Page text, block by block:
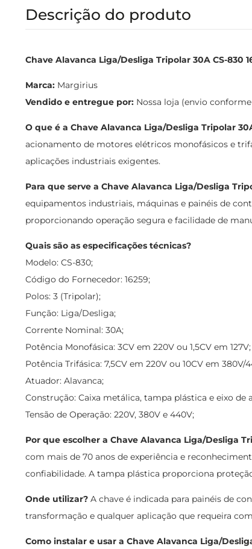
Descrição do produto
Chave Alavanca Liga/Desliga Tripolar 30A CS-830
Marca: Margirius
Vendido e entregue por: Nossa loja (envio
O que é a Chave Alavanca Liga/Desliga Tripolar
acionamento de motores elétricos monofásicos e
aplicações industriais exigentes.
Para que serve a Chave Alavanca Liga/Desliga
equipamentos industriais, máquinas e painéis de
proporcionando operação segura e facilidade de
Quais são as especificações técnicas?
Modelo: CS-830;
Código do Fornecedor: 16259;
Polos: 3 (Tripolar);
Função: Liga/Desliga;
Corrente Nominal: 30A;
Potência Monofásica: 3CV em 220V ou 1,5CV em 127V;
Potência Trifásica: 7,5CV em 220V ou 10CV em 380V/
Atuador: Alavanca;
Construção: Caixa metálica, tampa plástica e eixo de
Tensão de Operação: 220V, 380V e 440V;
Por que escolher a Chave Alavanca Liga/Desliga
com mais de 70 anos de experiência e
confiabilidade. A tampa plástica proporciona
Onde utilizar? A chave é indicada para painéis de
transformação e qualquer aplicação que requeira
Como instalar e usar a Chave Alavanca Liga/